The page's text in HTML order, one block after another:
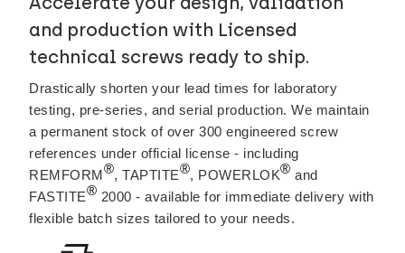
and production with Licensed
technical screws ready to ship.
Drastically shorten your lead times for laboratory
testing, pre-series, and serial production. We maintain
a permanent stock of over 300 engineered screw
references under official license - including
REMFORM ®, TAPTITE®, POWERLOK® and
FASTITE® 2000 - available for immediate delivery with
flexible batch sizes tailored to your needs.